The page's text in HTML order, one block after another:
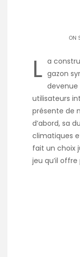
ON
L a
gazon
devenue
utilisateurs
présente de
d’abord, sa
climatiques
fait un choix
jeu qu’il